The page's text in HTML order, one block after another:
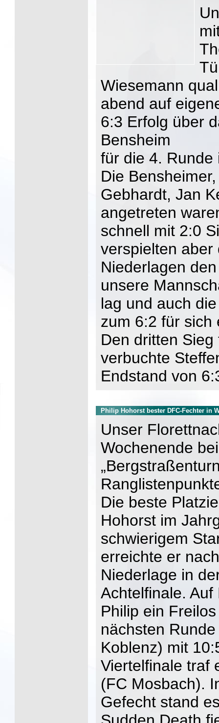
Wiesemann
abend auf
6:3 Erfolg über
Bensheim
für die 4. Runde
Die
Gebhardt, Jan
angetreten
schnell mit 2:0
verspielten
Niederlagen
unsere
lag und auch
zum 6:2 für sich
Den dritten
verbuchte
Endstand von
Philip Hohorst bester DFC-Fechter in
Unser
Wochenende
Die beste
Hohorst im
schwierigem
erreichte er
Niederlage in
Achtelfinale.
Philip ein
nächsten
Koblenz) mit
Viertelfinale traf
(FC Mosbach).
Gefecht stand